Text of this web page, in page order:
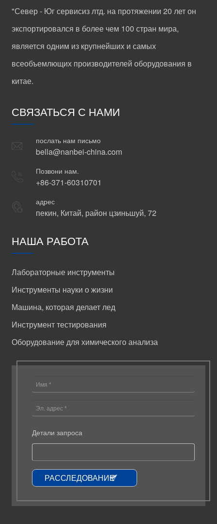
"Север - Юг сервисиз лтд. на протяжении 20 лет он
экспортировался в более чем 100 стран мира,
является одним из крупнейших и самых
всеобъемлющих производителей оборудования в
китае.
СВЯЗАТЬСЯ С НАМИ
послать нам письмо
bella@nanbei-china.com
Позвони нам.
+86-371-60310701
адрес
пекин, Китай, район цзиньшуй, 72
НАША РАБОТА
Лабораторные инструменты
Инструменты науки о жизни
Машина, которая делает лед
Инструмент тестирования
Оборудование для химического анализа
Детали запроса
РАССЛЕДОВАНИЕ